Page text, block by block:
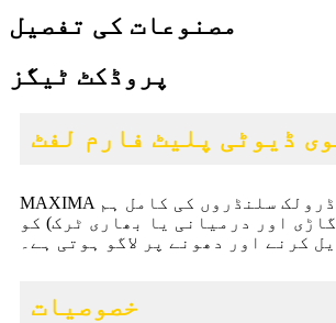
مصنوعات کی تفصیل
پروڈکٹ ٹیگز
ڈیوٹی پلیٹ فارم لفٹ
MAXIMA ہیوی ڈیوٹی پلیٹ فارم لفٹ ہائیڈرولک عمودی لفٹنگ سسٹم اور ہائی پریزیشن بیلنس کنٹرول ڈیوائس کو اپناتی ہے تاکہ ہائیڈرولک سلنڈروں کی کامل ہم
اور درمیانی یا بھاری ٹرک) کو
کرنے اور دھونے پر لاگو ہوتی ہے۔
خصوصیات